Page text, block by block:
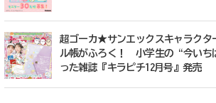
超ゴーカ★サンエックスキャラクタ
ル帳がふろく！ 小学生の“今いち
った雑誌『キラピチ12月号』発売